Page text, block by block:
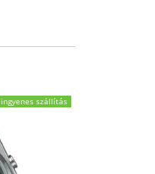
ingyenes szállítás